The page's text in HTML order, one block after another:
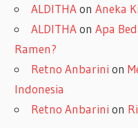
ALDITHAonAneka
ALDITHAonApa
Ramen?
Retno Anbarini on
Indonesia
Retno Anbarini on